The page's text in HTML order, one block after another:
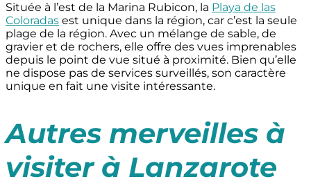
Située à l’est de la Marina Rubicon, la Playa de las
Coloradas est unique dans la région, car c’est la seule
plage de la région. Avec un mélange de sable, de
gravier et de rochers, elle offre des vues imprenables
depuis le point de vue situé à proximité. Bien qu’elle
ne dispose pas de services surveillés, son caractère
unique en fait une visite intéressante.
Autres merveilles à
visiter à Lanzarote